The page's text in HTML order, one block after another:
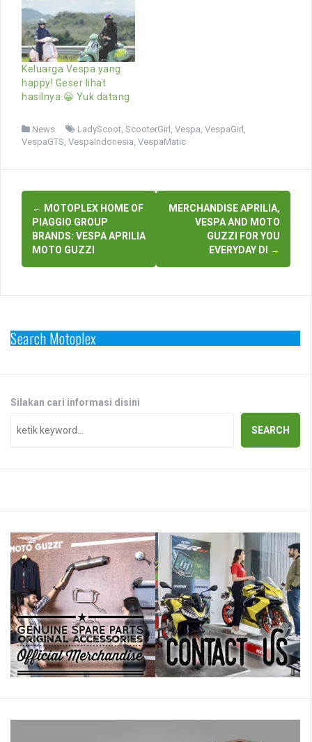
Keluarga Vespa yang
happy! Geser lihat
hasilnya 😀 Yuk datang
News LadyScoot, ScooterGirl , Vespa, VespaGirl ,
VespaGTS, VespaIndonesia, VespaMatic
Post
navigation
← MOTOPLEX HOME OF
PIAGGIO GROUP
BRANDS: VESPA APRILIA
MOTO GUZZI
MERCHANDISE APRILIA,
VESPA AND MOTO
GUZZI FOR YOU
EVERYDAY DI
→
Search Motoplex
Silakan cari informasi disini
SEARCH